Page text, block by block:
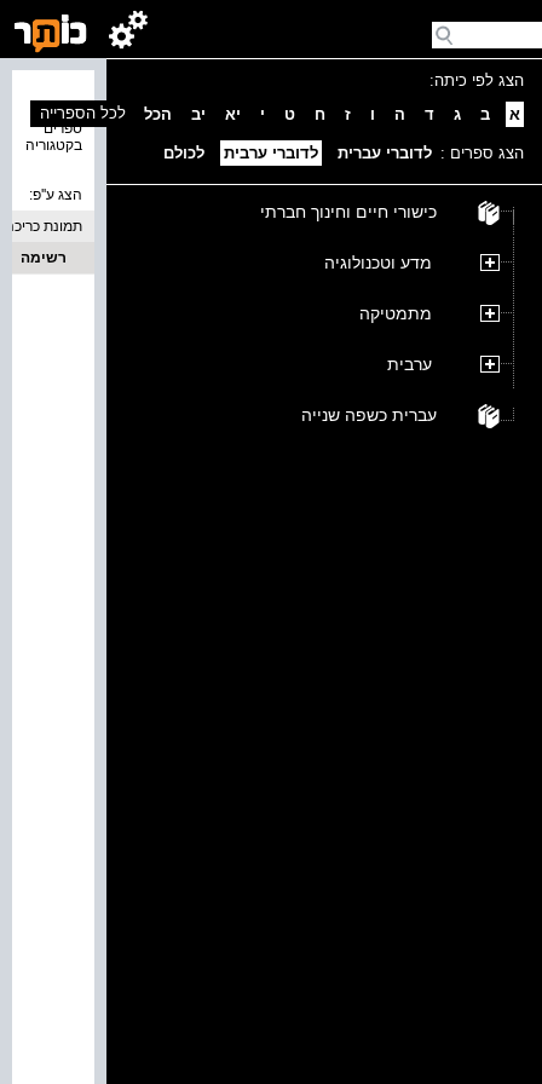
הצג לפי כיתה:
א
ב ג ד ה ו ז ח ט י יא יב הכל
הצג ספרים : לדוברי עברית לדוברי ערבית לכולם
כישורי חיים וחינוך חברתי
מדע וטכנולוגיה
מתמטיקה
ערבית
עברית כשפה שנייה
ספרים
בקטגוריה
לכל הספרייה
הצג ע''פ:
תמונת כריכה
רשימה